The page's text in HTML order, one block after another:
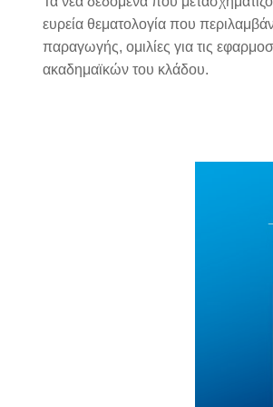
ευρεία θεματολογία που
παραγωγής, ομιλίες για τις
ακαδημαϊκών του κλάδου.